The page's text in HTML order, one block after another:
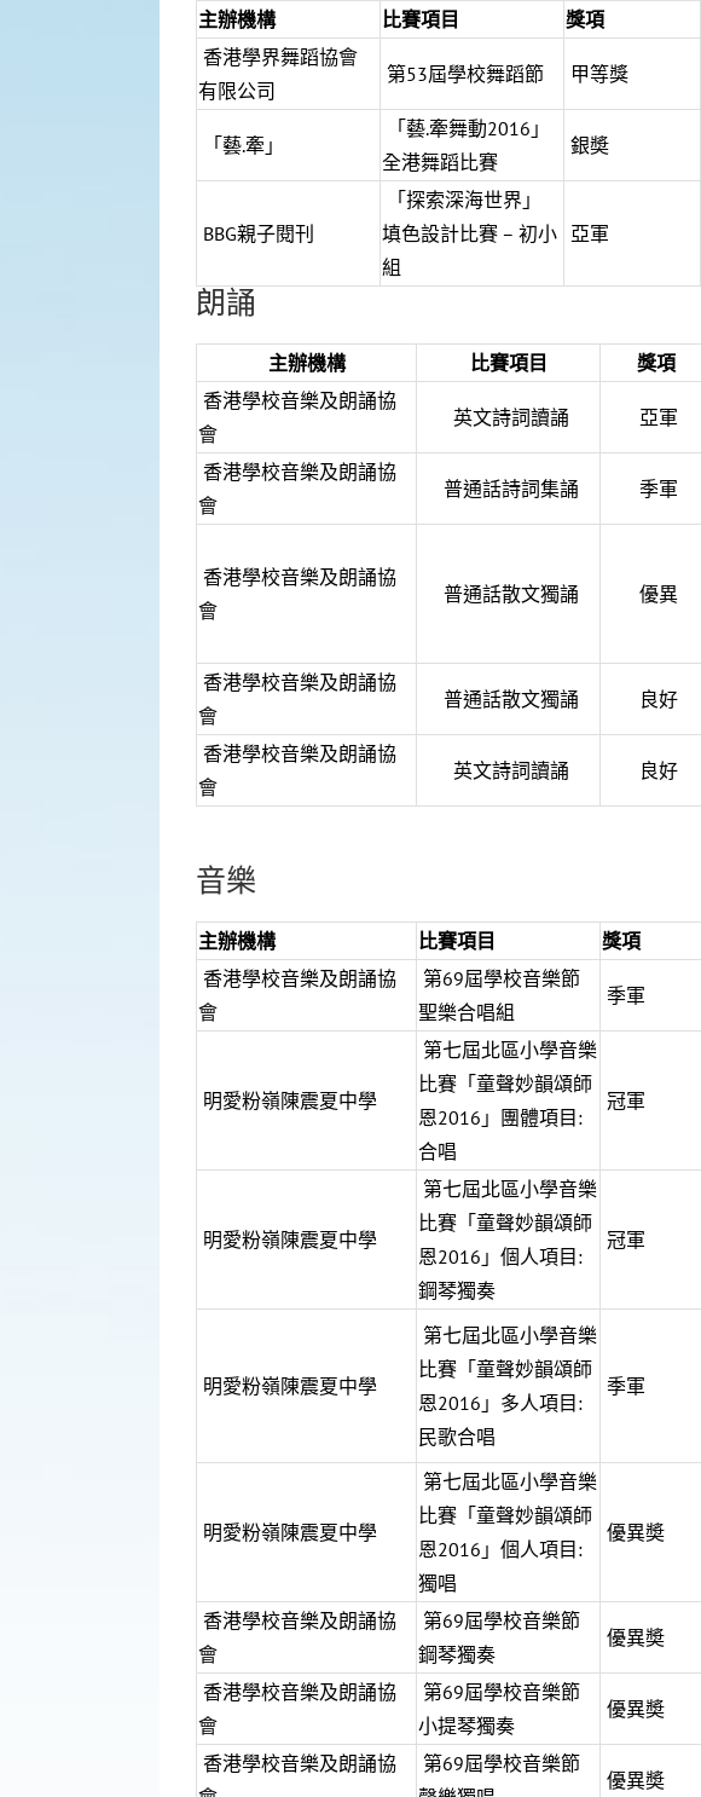
主辦機構 比賽項目 獎項
香港學界舞蹈協會
有限公司
第53屆學校舞蹈節 甲等獎
「藝.牽」
「藝.牽舞動2016」
全港舞蹈比賽
銀奬
BBG親子閱刊
「探索深海世界」
填色設計比賽 – 初小
組
亞軍
朗誦
主辦機構 比賽項目 獎項
香港學校音樂及朗誦協
會
英文詩詞讀誦 亞軍
香港學校音樂及朗誦協
會
普通話詩詞集誦 季軍
香港學校音樂及朗誦協
會
普通話散文獨誦 優異
香港學校音樂及朗誦協
會
普通話散文獨誦 良好
香港學校音樂及朗誦協
會
英文詩詞讀誦 良好
音樂
主辦機構 比賽項目 獎項
香港學校音樂及朗誦協
會
第69屆學校音樂節
聖樂合唱組
季軍
明愛粉嶺陳震夏中學
第七屆北區小學音樂
比賽「童聲妙韻頌師
恩2016」團體項目:
合唱
冠軍
明愛粉嶺陳震夏中學
第七屆北區小學音樂
比賽「童聲妙韻頌師
恩2016」個人項目:
鋼琴獨奏
冠軍
明愛粉嶺陳震夏中學
第七屆北區小學音樂
比賽「童聲妙韻頌師
恩2016」多人項目:
民歌合唱
季軍
明愛粉嶺陳震夏中學
第七屆北區小學音樂
比賽「童聲妙韻頌師
恩2016」個人項目:
獨唱
優異奬
香港學校音樂及朗誦協
會
第69屆學校音樂節
鋼琴獨奏
優異奬
香港學校音樂及朗誦協
會
第69屆學校音樂節
小提琴獨奏
優異奬
香港學校音樂及朗誦協
第69屆學校音樂節
優異奬